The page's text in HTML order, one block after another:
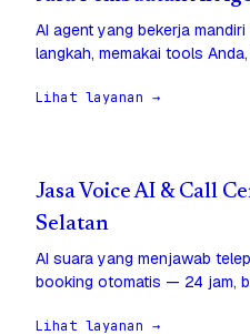
AI agent yang bekerja
langkah, memakai tools
Lihat layanan →
Jasa Voice AI & Call
Selatan
AI suara yang menjawab
booking otomatis — 24 jam,
Lihat layanan →